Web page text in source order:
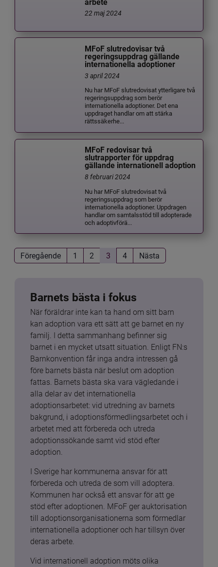
arbete
22 maj 2024
MFoF slutredovisar två
regeringsuppdrag gällande
internationella adoptioner
3 april 2024
Nu har MFoF slutredovisat ytterligare två
regeringsuppdrag som berör
internationella adoptioner. Det ena
uppdraget handlar om att stärka
rättssäkerhe...
MFoF redovisar två
slutrapporter för uppdrag
gällande internationell adoption
8 februari 2024
Nu har MFoF slutredovisat två
regeringsuppdrag som berör
internationella adoptioner. Uppdragen
handlar om samtalsstöd till adopterade
och adoptivförä...
Föregående 1 2 3 4 Nästa
Barnets bästa i fokus
När föräldrar inte kan ta hand om sitt barn
kan adoption vara ett sätt att ge barnet en ny
familj. I detta sammanhang befinner sig
barnet i en mycket utsatt situation. Enligt FN:s
Barnkonvention får inga andra intressen gå
före barnets bästa när beslut om adoption
fattas. Barnets bästa ska vara vägledande i
alla delar av det internationella
adoptionsarbetet: vid utredning av barnets
bakgrund, i adoptionsförmedlingsarbetet och i
arbetet med att förbereda och utreda
adoptionssökande samt vid stöd efter
adoption.
I Sverige har kommunerna ansvar för att
förbereda och utreda de som vill adoptera.
Kommunen har också ett ansvar för att ge
stöd efter adoptionen. MFoF ger auktorisation
till adoptionsorganisationerna som förmedlar
internationella adoptioner och har tillsyn över
deras arbete.
Vid internationell adoption möts olika